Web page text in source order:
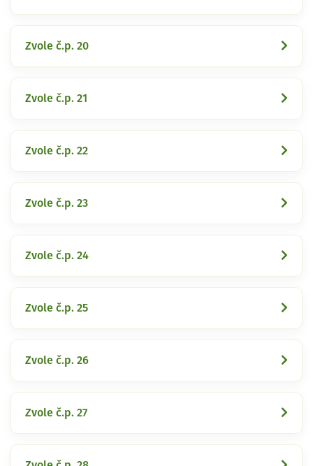
Zvole č.p. 20
Zvole č.p. 21
Zvole č.p. 22
Zvole č.p. 23
Zvole č.p. 24
Zvole č.p. 25
Zvole č.p. 26
Zvole č.p. 27